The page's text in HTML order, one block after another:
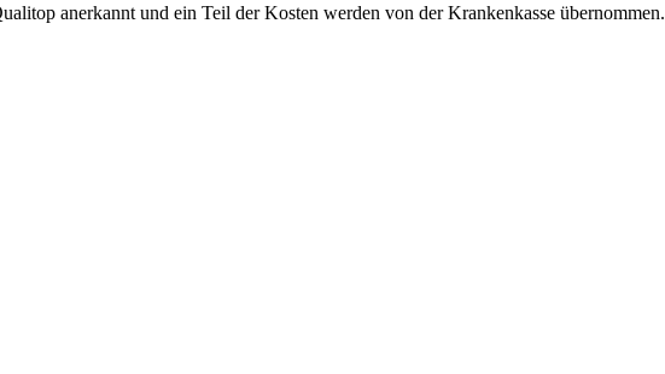
anerkannt und ein Teil der Kosten werden von der Krankenkasse übernommen.